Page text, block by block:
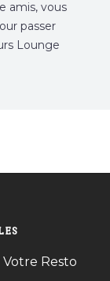
amis, vous
passer
Lounge
Resto